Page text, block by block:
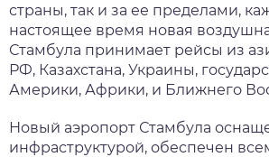
страны, так и за ее пределами,
настоящее время новая
Стамбула принимает рейсы из
РФ, Казахстана, Украины,
Америки, Африки, и Ближнего
Новый аэропорт Стамбула
инфраструктурой, обеспечен